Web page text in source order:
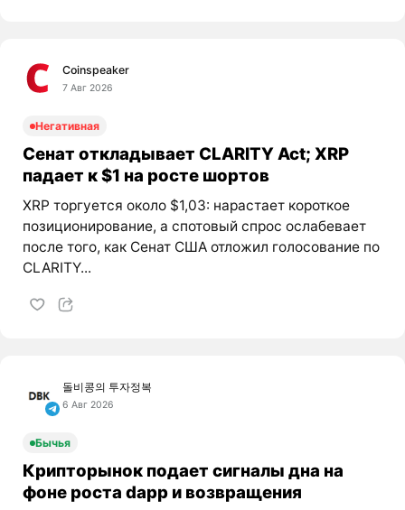
Coinspeaker
7 Авг 2026
Негативная
Сенат откладывает CLARITY Act; XRP
падает к $1 на росте шортов
XRP торгуется около $1,03: нарастает короткое
позиционирование, а спотовый спрос ослабевает
после того, как Сенат США отложил голосование по
CLARITY...
돌비콩의 투자정복
6 Авг 2026
Бычья
Крипторынок подает сигналы дна на
фоне роста dapp и возвращения